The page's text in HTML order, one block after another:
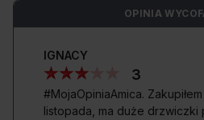
Program przeznaczony
Program Wełna
niemu Twoje ulubione
czyste, miękkie i puszyste.
Najczęściej
OPINIA
IGNACY
3
#MojaOpiniaAmica.
listopada, ma duże